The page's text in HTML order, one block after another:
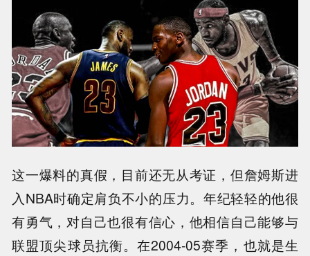
这一爆料的真假，目前还无从考证，但詹姆斯进
入NBA时确定肩负不小的压力。年纪轻轻的他很
有勇气，对自己也很有信心，他相信自己能够与
联盟顶尖球员抗衡。在2004-05赛季，也就是生